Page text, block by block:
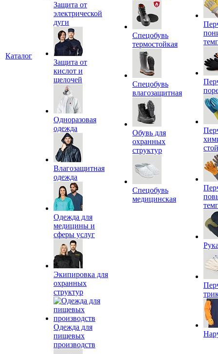
Каталог
Защита от
электрической
дуги
Защита от
кислот и
щелочей
Одноразовая
одежда
Влагозащитная
одежда
Одежда для
медицины и
сферы услуг
Экипировка для
охранных
структур
Одежда для
пищевых
производств
Спецобувь
термостойкая
Спецобувь
влагозащитная
Обувь для
охранных
структур
Спецобувь
медицинская